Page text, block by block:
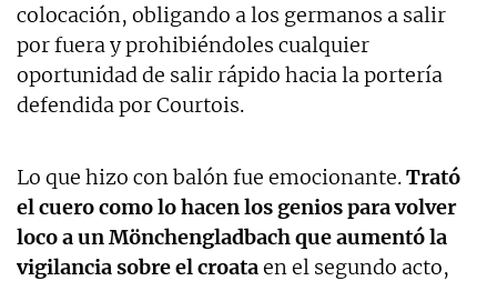
colocación, obligando a los germanos a salir
por fuera y prohibiéndoles cualquier
oportunidad de salir rápido hacia la portería
defendida por Courtois.
Lo que hizo con balón fue emocionante.Trató
el cuero como lo hacen los genios para volver
loco a un Mönchengladbach que aumentó la
vigilancia sobre el croataen el segundo acto,